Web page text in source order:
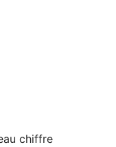
chiffre